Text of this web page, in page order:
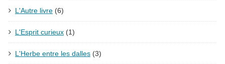
L'Autre livre (6)
L'Esprit curieux (1)
L'Herbe entre les dalles (3)